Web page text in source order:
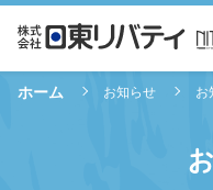
ホーム お知らせ お